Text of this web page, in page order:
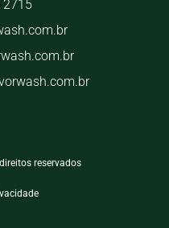
2715
reservados